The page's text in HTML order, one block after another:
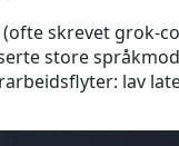
(ofte skrevet grok-
store
lav